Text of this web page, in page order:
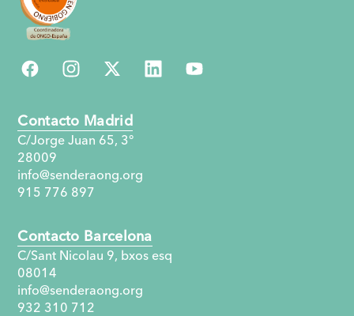
Contacto Madrid
C/Jorge Juan 65, 3°
28009
info@senderaong.org
915 776 897
Contacto Barcelona
C/Sant Nicolau 9, bxos esq
08014
info@senderaong.org
932 310 712